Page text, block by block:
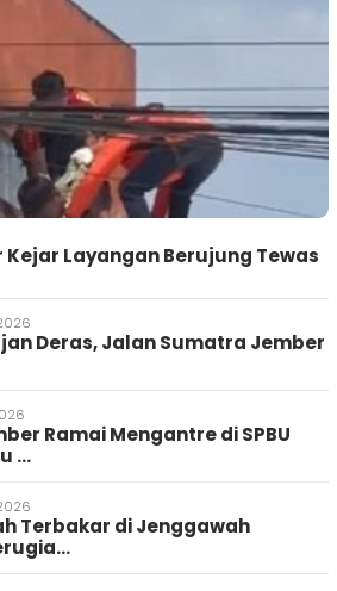
Kejar Layangan Berujung Tewas
Deras, Jalan Sumatra Jember
Ramai Mengantre di SPBU
…
Terbakar di Jenggawah